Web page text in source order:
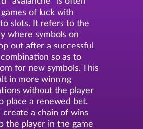
of luck with
slots. It refers to the
where symbols on
out after a successful
so as to
for new symbols. This
in more winning
without the player
place a renewed bet.
create a chain of wins
the player in the game